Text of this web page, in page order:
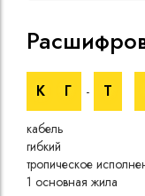
К Г - Т
кабель
гибкий
тропическое
1 основная жила